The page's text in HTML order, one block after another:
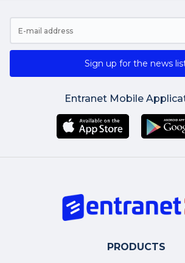
Sign up for the news
Entranet Mobile
PRODUCTS